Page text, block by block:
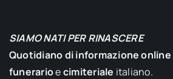
SIAMO NATI PER RINASCERE
Quotidiano di informazione online
funerarioecimiteriale italiano.